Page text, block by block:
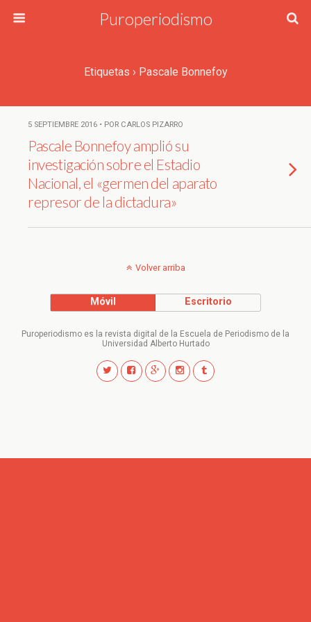
Puroperiodismo
Etiquetas › Pascale Bonnefoy
5 SEPTIEMBRE 2016 • POR CARLOS PIZARRO
Pascale Bonnefoy amplió su
investigación sobre el Estadio
Nacional, el «germen del aparato
represor de la dictadura»
Volver arriba
Móvil Escritorio
Puroperiodismo es la revista digital de la Escuela de Periodismo de la
Universidad Alberto Hurtado